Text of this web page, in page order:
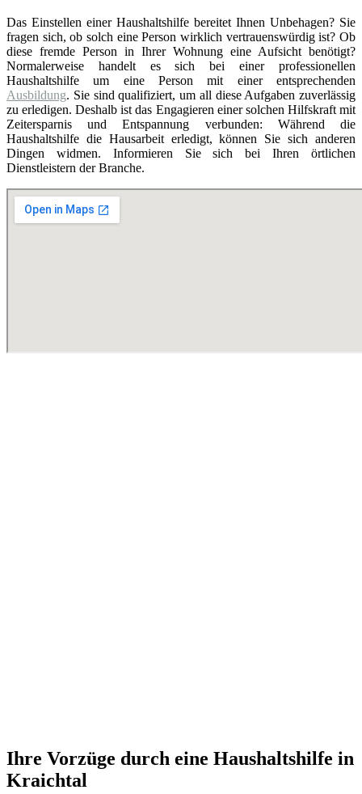
Das Einstellen einer Haushaltshilfe bereitet Ihnen Unbehagen? Sie
fragen sich, ob solch eine Person wirklich vertrauenswürdig ist? Ob
diese fremde Person in Ihrer Wohnung eine Aufsicht benötigt?
Normalerweise handelt es sich bei einer professionellen
Haushaltshilfe um eine Person mit einer entsprechenden
Ausbildung. Sie sind qualifiziert, um all diese Aufgaben zuverlässig
zu erledigen. Deshalb ist das Engagieren einer solchen Hilfskraft mit
Zeitersparnis und Entspannung verbunden: Während die
Haushaltshilfe die Hausarbeit erledigt, können Sie sich anderen
Dingen widmen. Informieren Sie sich bei Ihren örtlichen
Dienstleistern der Branche.
Ihre Vorzüge durch eine Haushaltshilfe in
Kraichtal